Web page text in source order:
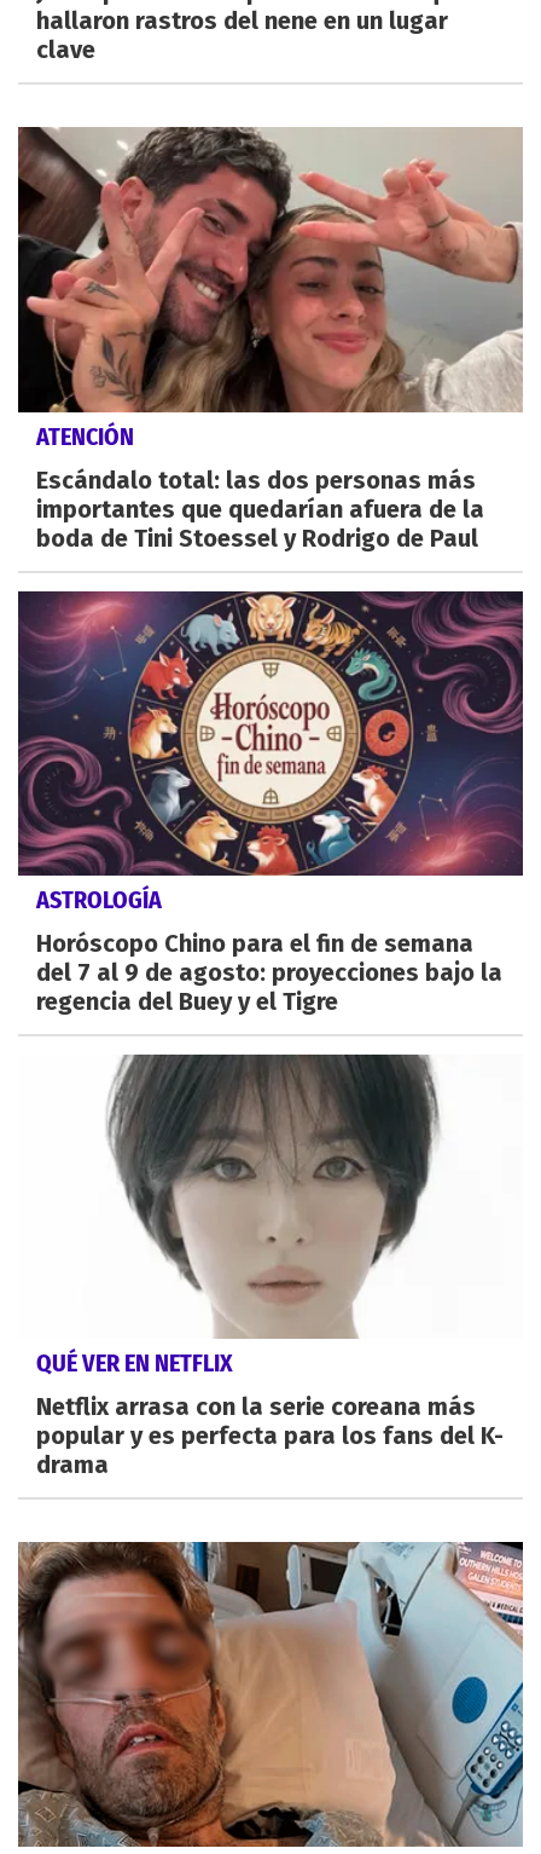
hallaron rastros del nene en un lugar
clave
ATENCIÓN
Escándalo total: las dos personas más
importantes que quedarían afuera de la
boda de Tini Stoessel y Rodrigo de Paul
ASTROLOGÍA
Horóscopo Chino para el fin de semana
del 7 al 9 de agosto: proyecciones bajo la
regencia del Buey y el Tigre
QUÉ VER EN NETFLIX
Netflix arrasa con la serie coreana más
popular y es perfecta para los fans del K-
drama